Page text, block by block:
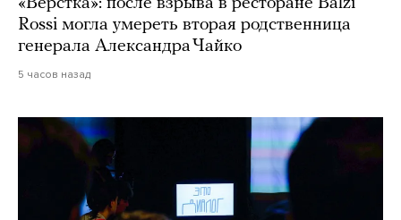
«Верстка»: после взрыва в ресторане Balzi
Rossi могла умереть вторая родственница
генерала Александра Чайко
5 часов назад